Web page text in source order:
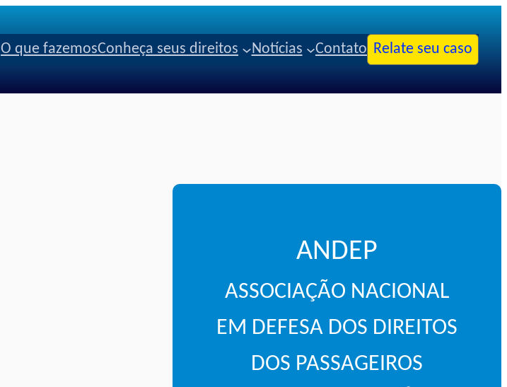
O que fazemosConheça seus direitos Notícias Contato Relate seu caso
ANDEP
ASSOCIAÇÃO NACIONAL
EM DEFESA DOS DIREITOS
DOS PASSAGEIROS